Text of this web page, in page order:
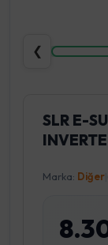
❮
SLR E-
Marka: Diğer